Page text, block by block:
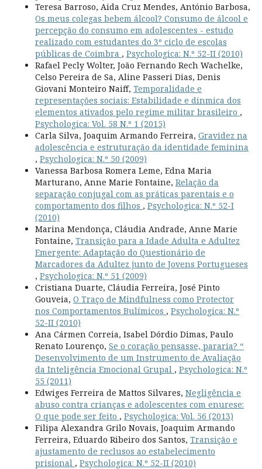
Teresa Barroso, Aida Cruz Mendes, António Barbosa,
Os meus colegas bebem álcool? Consumo de álcool e
percepção do consumo em adolescentes - estudo
realizado com estudantes do 3º ciclo de escolas
públicas de Coimbra , Psychologica: N.º 52-II (2010)
Rafael Pecly Wolter, João Fernando Rech Wachelke,
Celso Pereira de Sa, Aline Passeri Dias, Denis
Giovani Monteiro Naiff, Temporalidade e
representações sociais: Estabilidade e dinmica dos
elementos ativados pelo regime militar brasileiro ,
Psychologica: Vol. 58 N.º 1 (2015)
Carla Silva, Joaquim Armando Ferreira, Gravidez na
adolescência e estruturação da identidade feminina
, Psychologica: N.º 50 (2009)
Vanessa Barbosa Romera Leme, Edna Maria
Marturano, Anne Marie Fontaine, Relação da
separação conjugal com as práticas parentais e o
comportamento dos filhos , Psychologica: N.º 52-I
(2010)
Marina Mendonça, Cláudia Andrade, Anne Marie
Fontaine, Transição para a Idade Adulta e Adultez
Emergente: Adaptação do Questionário de
Marcadores da Adultez junto de Jovens Portugueses
, Psychologica: N.º 51 (2009)
Cristiana Duarte, Cláudia Ferreira, José Pinto
Gouveia, O Traço de Mindfulness como Protector
nos Comportamentos Bulímicos , Psychologica: N.º
52-II (2010)
Ana Cármen Correia, Isabel Dórdio Dimas, Paulo
Renato Lourenço, Se o coração pensasse, pararia? “
Desenvolvimento de um Instrumento de Avaliação
da Inteligência Emocional Grupal , Psychologica: N.º
55 (2011)
Edwiges Ferreira de Mattos Silvares, Negligência e
abuso contra crianças e adolescentes com enurese:
O que pode ser feito , Psychologica: Vol. 56 (2013)
Filipa Alexandra Grilo Novais, Joaquim Armando
Ferreira, Eduardo Ribeiro dos Santos, Transição e
ajustamento de reclusos ao estabelecimento
prisional , Psychologica: N.º 52-II (2010)